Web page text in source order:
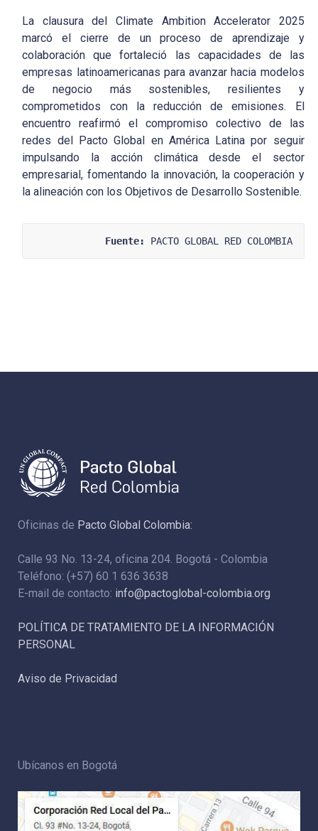
La clausura del Climate Ambition Accelerator 2025
marcó el cierre de un proceso de aprendizaje y
colaboración que fortaleció las capacidades de las
empresas latinoamericanas para avanzar hacia modelos
de negocio más sostenibles, resilientes y
comprometidos con la reducción de emisiones. El
encuentro reafirmó el compromiso colectivo de las
redes del Pacto Global en América Latina por seguir
impulsando la acción climática desde el sector
empresarial, fomentando la innovación, la cooperación y
la alineación con los Objetivos de Desarrollo Sostenible.
Fuente: PACTO GLOBAL RED COLOMBIA
Oficinas de Pacto Global Colombia:
Calle 93 No. 13-24, oficina 204. Bogotá - Colombia
Teléfono: (+57) 60 1 636 3638
E-mail de contacto: info@pactoglobal-colombia.org
POLÍTICA DE TRATAMIENTO DE LA INFORMACIÓN
PERSONAL
Aviso de Privacidad
Ubícanos en Bogotá